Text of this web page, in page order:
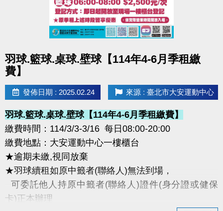
羽球.籃球.桌球.壁球【114年4-6月季租繳
費】
發佈日期 : 2025.02.24 來源 : 臺北市大安運動中心
羽球.籃球.桌球.壁球【114年4-6月季租繳費】
繳費時間：114/3/3-3/16 每日08:00-20:00
繳費地點：大安運動中心一樓櫃台
★逾期未繳,視同放棄
★羽球續租如原中籤者(聯絡人)無法到場，
可委託他人持原中籤者(聯絡人)證件(身分證或健保
卡)正本辦理